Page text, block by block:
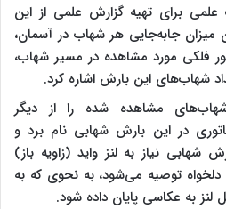
علمی برای تهیه گزارش علمی از این
جابه‌جایی هر شهاب در آسمان،
فلکی مورد مشاهده در مسیر شهاب،
شهاب‌های این بارش اشاره کرد.
مشاهده شده را از دیگر
در این بارش شهابی نام برد و
شهابی نیاز به لنز واید (زاویه باز)
توصیه می‌شود، به نحوی که به
به عکاسی پایان داده شود.